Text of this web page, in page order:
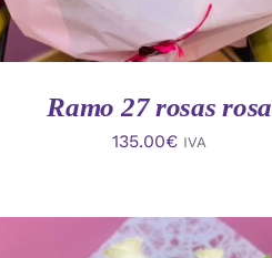
Ramo 27 rosas rosa
135.00€ IVA